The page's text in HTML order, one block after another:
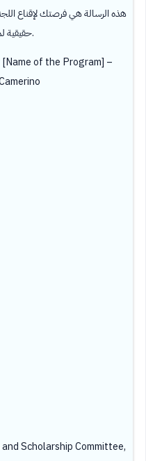
هذه الرسالة هي فرصتك لإقناع
حقيقية لمجتمع الجامعة.
of the Program] –
Scholarship Committee,